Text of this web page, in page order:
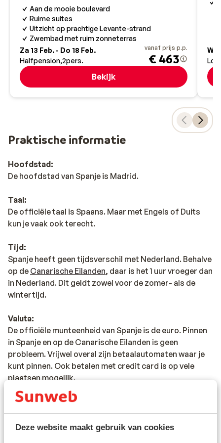
Deze website maakt gebruik van cookies
Aan de mooie boulevard
Ruime suites
Uitzicht op prachtige Levante-strand
Zwembad met ruim zonneterras
Za 13 Feb. - Do 18 Feb.
Halfpension 2pers.
vanaf prijs p.p.
€ 463
Bekijk
Wo
Praktische informatie
Hoofdstad:
De hoofdstad van Spanje is Madrid.
Taal:
De officiële taal is Spaans. Maar met Engels of Duits
kun je vaak ook terecht.
Tijd:
Spanje heeft geen tijdsverschil met Nederland. Behalve
op de Canarische Eilanden, daar is het 1 uur vroeger dan
in Nederland. Dit geldt zowel voor de zomer- als de
wintertijd.
Valuta:
De officiële munteenheid van Spanje is de euro. Pinnen
in Spanje en op de Canarische Eilanden is geen
probleem. Vrijwel overal zijn betaalautomaten waar je
kunt pinnen. Ook betalen met credit card is op vele
plaatsen mogelijk.
Voltage:
Het voltage is net als in Nederland 220 volt. Het
stopcontact is soms wel anders van vorm. In dat geval